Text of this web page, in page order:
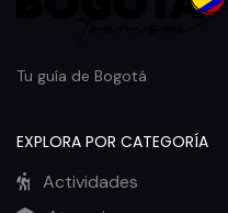
Tu guía de Bogotá
EXPLORA POR CATEGORÍA
Actividades